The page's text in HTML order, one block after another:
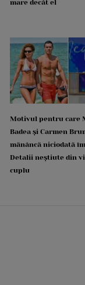
mare decât el
Motivul pentru care
Badea și Carmen
mănâncă niciodată
Detalii neștiute din
cuplu